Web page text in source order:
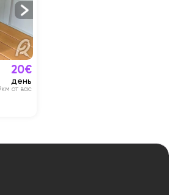
20€
день
от вас